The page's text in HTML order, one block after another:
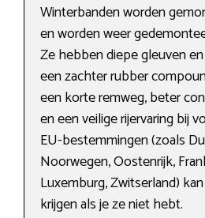
Winterbanden worden
en worden weer
Ze hebben diepe gleuven
een zachter rubber
een korte remweg, beter
en een veilige rijervaring bij
EU-bestemmingen (zoals
Noorwegen, Oostenrijk,
Luxemburg, Zwitserland)
krijgen als je ze niet hebt.